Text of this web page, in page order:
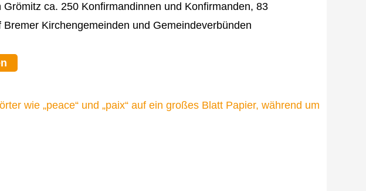
ca. 250 Konfirmandinnen und Konfirmanden, 83
Kirchengemeinden und Gemeindeverbünden